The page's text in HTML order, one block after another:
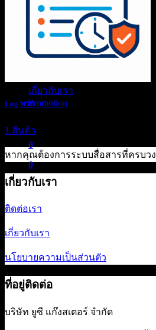
E Document
Log พรบ
บริการของเรา
บทความ
เกี่ยวกับเรา
Promotion
0
0
Log พรบ
1 สินค้า
หากคุณต้องการระบบสื่อสารที่ครบวง
เกี่ยวกับเรา
ติดต่อเรา
เกี่ยวกับเรา
นโยบายความเป็นส่วนตัว
ที่อยู่ติดต่อ
บริษัท ยูซี แก๊งสเตอร์ จำกัด